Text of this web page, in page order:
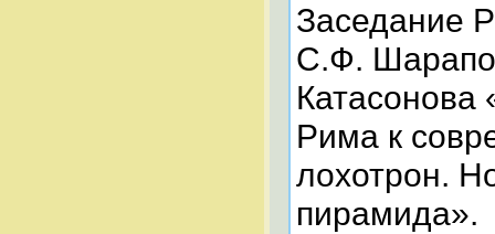
Заседание
С.Ф.
Катасонова
Рима к
лохотрон.
пирамида».